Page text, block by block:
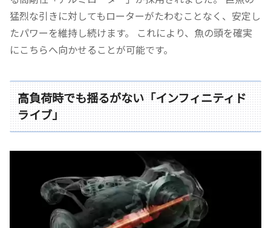
猛烈な引きに対してもローターがたわむことなく、安定し
たパワーを維持し続けます。 これにより、魚の頭を確実
にこちらへ向かせることが可能です。
高負荷時でも揺るがない「インフィニティド
ライブ」